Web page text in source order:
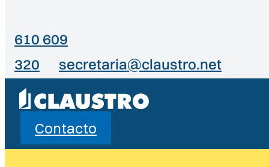
610 609
320
secretaria@claustro.net
Contacto